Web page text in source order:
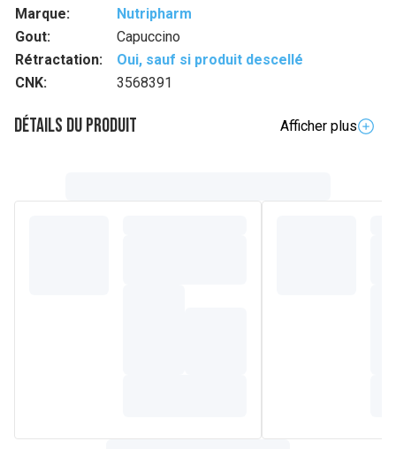
Marque:
Nutripharm
Gout:
Capuccino
Rétractation:
Oui, sauf si produit descellé
CNK:
3568391
Détails du produit
Afficher plus
poudre, crème en poudre, sel, épaississant : gomme